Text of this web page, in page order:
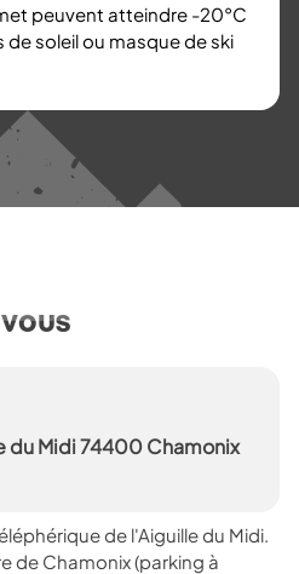
peuvent atteindre -20°C
soleil ou masque de ski
du Midi 74400 Chamonix
de l'Aiguille du Midi.
de Chamonix (parking à